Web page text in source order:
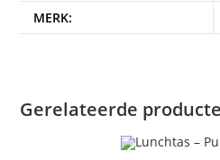
MERK:
Gerelateerde